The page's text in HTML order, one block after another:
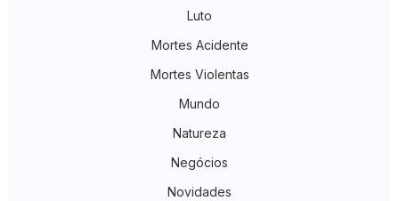
Luto
Mortes Acidente
Mortes Violentas
Mundo
Natureza
Negócios
Novidades